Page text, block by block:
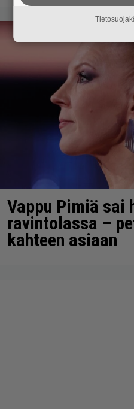
Vappu Pimiä sai
ravintolassa –
kahteen asiaan